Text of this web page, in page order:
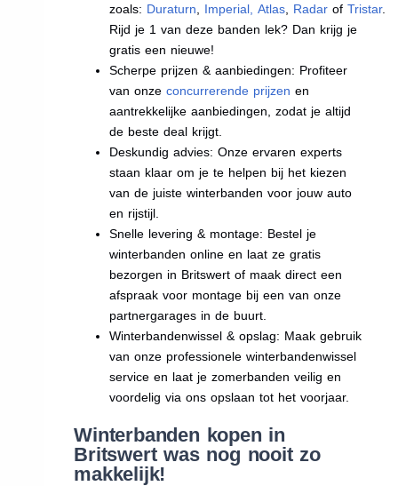
zoals: Duraturn Imperial Atlas Radar ofTristar.
Rijd je 1 van deze banden lek? Dan krijg je
gratis een nieuwe!
Scherpe prijzen & aanbiedingen: Profiteer
van onzeconcurrerende prijzen en
aantrekkelijke aanbiedingen, zodat je altijd
de beste deal krijgt.
Deskundig advies: Onze ervaren experts
staan klaar om je te helpen bij het kiezen
van de juiste winterbanden voor jouw auto
en rijstijl.
Snelle levering & montage: Bestel je
winterbanden online en laat ze gratis
bezorgen in Britswert of maak direct een
afspraak voor montage bij een van onze
partnergarages in de buurt.
Winterbandenwissel & opslag: Maak gebruik
van onze professionele winterbandenwissel
service en laat je zomerbanden veilig en
voordelig via ons opslaan tot het voorjaar.
Winterbanden kopen in
Britswert was nog nooit zo
makkelijk!